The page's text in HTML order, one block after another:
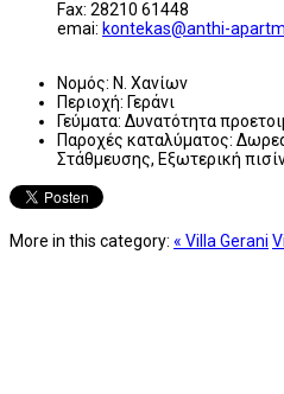
Fax: 28210 61448
emai: kontekas@anthi-
Νομός: Ν. Χανίων
Περιοχή: Γεράνι
Γεύματα: Δυνατότητα
Παροχές καταλύματος:
Στάθμευσης, Εξωτερική
More in this category: « Villa Gerani